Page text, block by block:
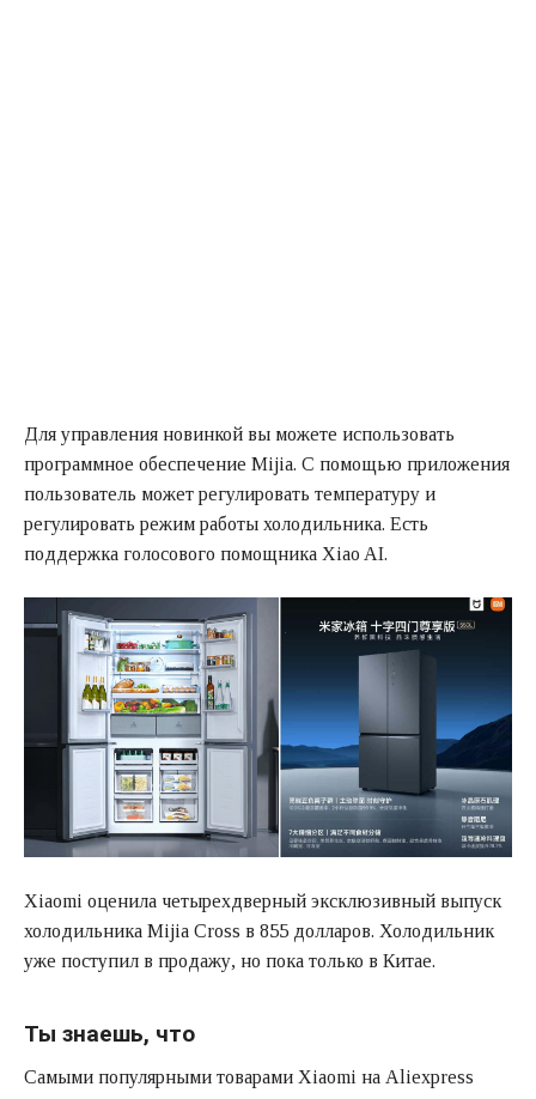
Для управления новинкой вы можете использовать
программное обеспечение Mijia. С помощью приложения
пользователь может регулировать температуру и
регулировать режим работы холодильника. Есть
поддержка голосового помощника Xiao AI.
Xiaomi оценила четырехдверный эксклюзивный выпуск
холодильника Mijia Cross в 855 долларов. Холодильник
уже поступил в продажу, но пока только в Китае.
Ты знаешь, что
Самыми популярными товарами Xiaomi на Aliexpress